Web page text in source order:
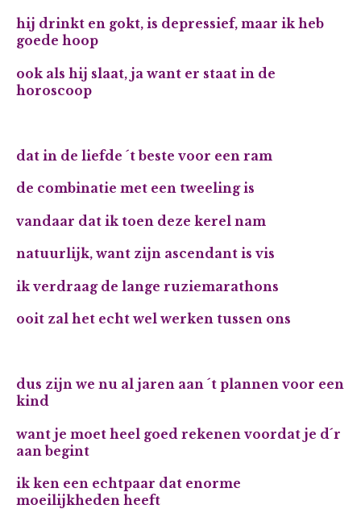
hij drinkt en gokt, is depressief, maar ik heb
goede hoop
ook als hij slaat, ja want er staat in de
horoscoop
dat in de liefde ´t beste voor een ram
de combinatie met een tweeling is
vandaar dat ik toen deze kerel nam
natuurlijk, want zijn ascendant is vis
ik verdraag de lange ruziemarathons
ooit zal het echt wel werken tussen ons
dus zijn we nu al jaren aan ´t plannen voor een
kind
want je moet heel goed rekenen voordat je d´r
aan begint
ik ken een echtpaar dat enorme
moeilijkheden heeft